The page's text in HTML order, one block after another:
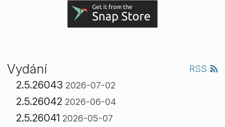
Vydání RSS
2.5.26043 2026-07-02
2.5.26042 2026-06-04
2.5.26041 2026-05-07